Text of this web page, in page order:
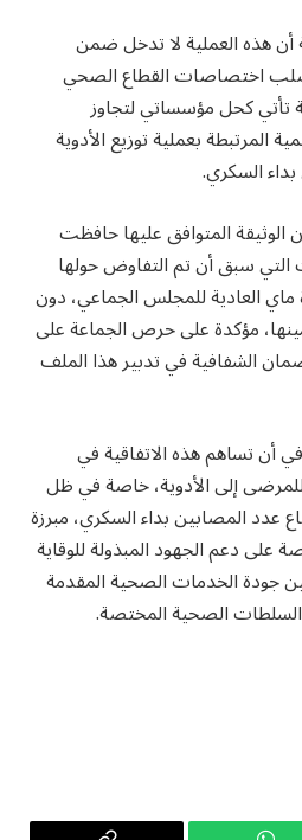
أن هذه العملية لا تدخل ضمن
اختصاصات القطاع الصحي
تأتي كحل مؤسساتي لتجاوز
المرتبطة بعملية توزيع الأدوية
السكري.
المتوافق عليها حافظت
التي سبق أن تم التفاوض حولها
ماي العادية للمجلس الجماعي، دون
مؤكدة على حرص الجماعة على
الشفافية في تدبير هذا الملف
أن تساهم هذه الاتفاقية في
إلى الأدوية، خاصة في ظل
عدد المصابين بداء السكري، مبرزة
على دعم الجهود المبذولة للوقاية
جودة الخدمات الصحية المقدمة
الصحية المختصة.